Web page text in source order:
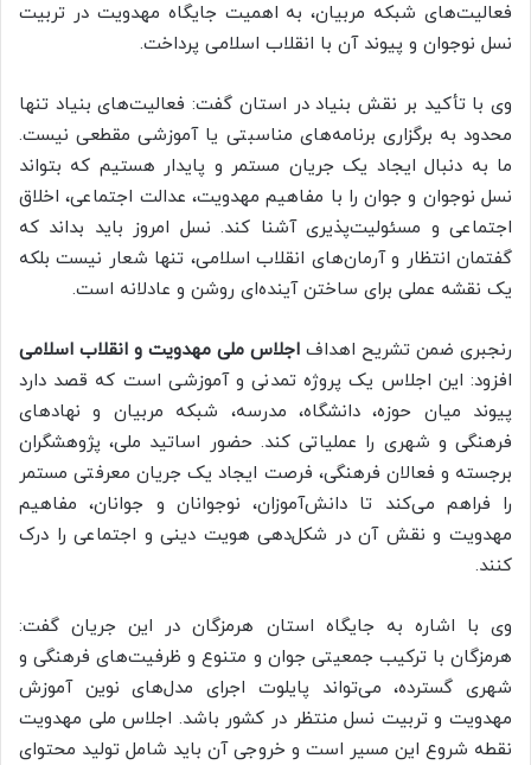
فعالیت‌های شبکه مربیان، به اهمیت جایگاه مهدویت در تربیت
نسل نوجوان و پیوند آن با انقلاب اسلامی پرداخت.
وی با تأکید بر نقش بنیاد در استان گفت: فعالیت‌های بنیاد تنها
محدود به برگزاری برنامه‌های مناسبتی یا آموزشی مقطعی نیست.
ما به دنبال ایجاد یک جریان مستمر و پایدار هستیم که بتواند
نسل نوجوان و جوان را با مفاهیم مهدویت، عدالت اجتماعی، اخلاق
اجتماعی و مسئولیت‌پذیری آشنا کند. نسل امروز باید بداند که
گفتمان انتظار و آرمان‌های انقلاب اسلامی، تنها شعار نیست بلکه
یک نقشه عملی برای ساختن آینده‌ای روشن و عادلانه است.
رنجبری ضمن تشریح اهداف اجلاس ملی مهدویت و انقلاب اسلامی
افزود: این اجلاس یک پروژه تمدنی و آموزشی است که قصد دارد
پیوند میان حوزه، دانشگاه، مدرسه، شبکه مربیان و نهادهای
فرهنگی و شهری را عملیاتی کند. حضور اساتید ملی، پژوهشگران
برجسته و فعالان فرهنگی، فرصت ایجاد یک جریان معرفتی مستمر
را فراهم می‌کند تا دانش‌آموزان، نوجوانان و جوانان، مفاهیم
مهدویت و نقش آن در شکل‌دهی هویت دینی و اجتماعی را درک
کنند.
وی با اشاره به جایگاه استان هرمزگان در این جریان گفت:
هرمزگان با ترکیب جمعیتی جوان و متنوع و ظرفیت‌های فرهنگی و
شهری گسترده، می‌تواند پایلوت اجرای مدل‌های نوین آموزش
مهدویت و تربیت نسل منتظر در کشور باشد. اجلاس ملی مهدویت
نقطه شروع این مسیر است و خروجی آن باید شامل تولید محتوای